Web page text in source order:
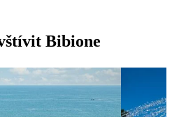
Bibione